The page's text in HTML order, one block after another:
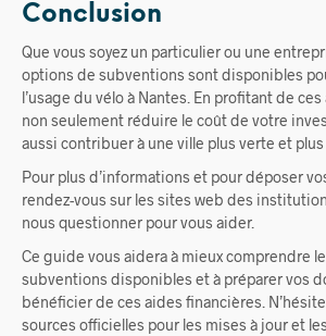
Conclusion
Que vous soyez un particulier ou une
options de subventions sont disponibles
l’usage du vélo à Nantes. En profitant de
non seulement réduire le coût de votre
aussi contribuer à une ville plus verte et plus
Pour plus d’informations et pour déposer
rendez-vous sur les sites web des
nous questionner pour vous aider.
Ce guide vous aidera à mieux comprendre
subventions disponibles et à préparer vos
bénéficier de ces aides financières.
sources officielles pour les mises à jour et